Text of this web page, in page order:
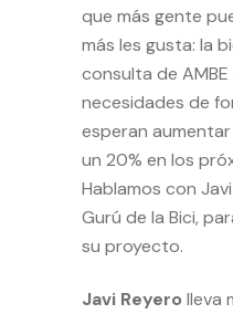
que más gente
más les gusta: la
consulta de
necesidades de
esperan
un 20% en los
Hablamos con
Gurú de la Bici,
su proyecto.
Javi Reyero lleva